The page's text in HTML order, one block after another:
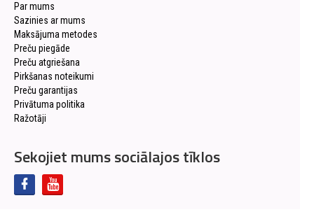
Par mums
Sazinies ar mums
Maksājuma metodes
Preču piegāde
Preču atgriešana
Pirkšanas noteikumi
Preču garantijas
Privātuma politika
Ražotāji
Sekojiet mums sociālajos tīklos